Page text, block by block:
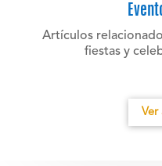
Artículos
fiestas y
Ver